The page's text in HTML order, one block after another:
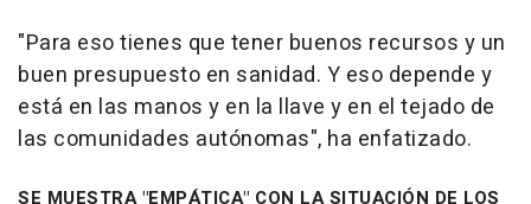
"Para eso tienes que tener buenos recursos y un
buen presupuesto en sanidad. Y eso depende y
está en las manos y en la llave y en el tejado de
las comunidades autónomas", ha enfatizado.
SE MUESTRA "EMPÁTICA" CON LA SITUACIÓN DE LOS